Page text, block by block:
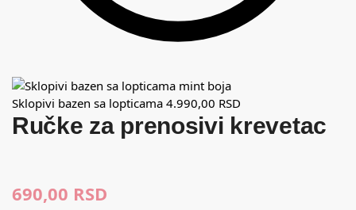
Sklopivi bazen sa lopticama 4.990,00 RSD
Ručke za prenosivi krevetac
690,00 RSD